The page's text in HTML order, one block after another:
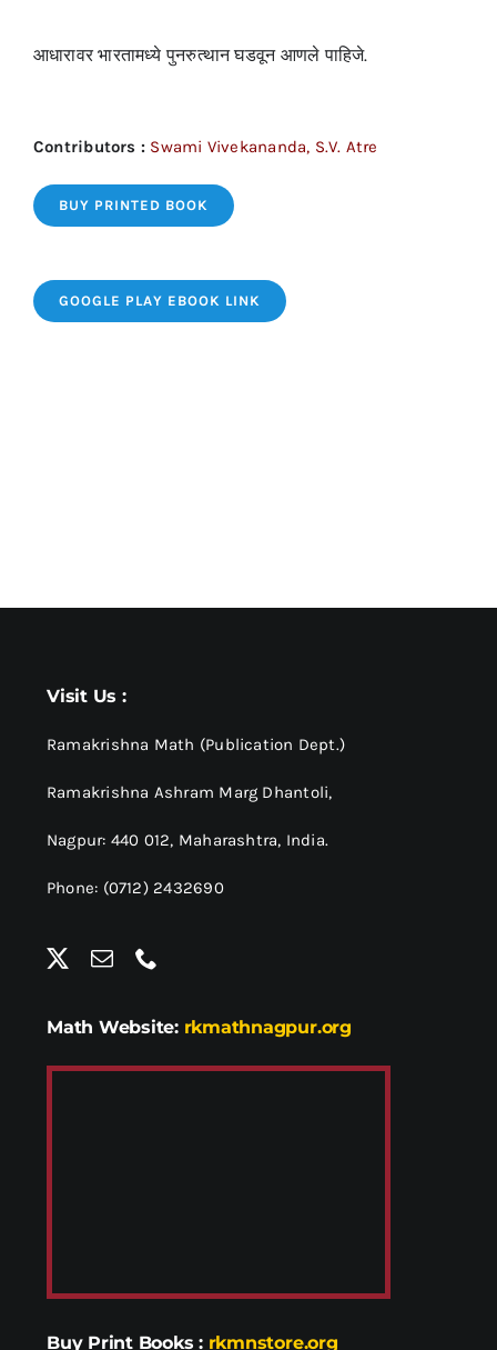
आधारावर भारतामध्ये पुनरुत्थान घडवून आणले पाहिजे.
Contributors : Swami Vivekananda, S.V. Atre
BUY PRINTED BOOK
GOOGLE PLAY EBOOK LINK
Visit Us :
Ramakrishna Math (Publication Dept.)
Ramakrishna Ashram Marg Dhantoli,
Nagpur: 440 012, Maharashtra, India.
Phone: (0712) 2432690
Math Website: rkmathnagpur.org
Buy Print Books : rkmnstore.org